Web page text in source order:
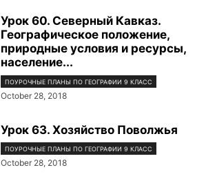
Урок 60. Северный Кавказ.
Географическое положение,
природные условия и ресурсы,
население...
ПОУРОЧНЫЕ ПЛАНЫ ПО ГЕОГРАФИИ 9 КЛАСС
October 28, 2018
Урок 63. Хозяйство Поволжья
ПОУРОЧНЫЕ ПЛАНЫ ПО ГЕОГРАФИИ 9 КЛАСС
October 28, 2018